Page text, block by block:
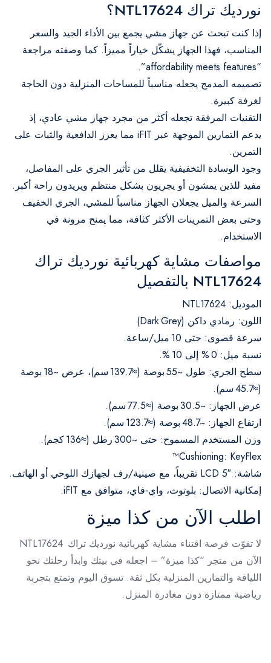
نورديك تراك NTL17624؟
إذا كنت تبحث عن جهاز مشي يجمع بين الأداء الجيد والسعر
المناسب، فهذا الجهاز يشكّل خياراً مميزاً. كما وصفته مراجعة
“affordability meets features”.
تصميمه المدمج يجعله مناسباً للمساحات المنزلية دون الحاجة
لغرفة كبيرة.
التقنيات المرفقة تجعله أكثر من مجرد جهاز مشي عادي، إذ
يدعم التمارين الموجهة عبر iFIT مما يعزز الدافعية والثبات على
التمرين.
وجود الوسادة التخفيفية يقلل من تأثير الجري على المفاصل،
مفيد للذين يمشون أو يجريون بشكل منتظم ويريدون راحة أكبر.
السرعة والميل يجعلان الجهاز مناسباً للمشي، الجري الخفيف
وحتى بعض التمرينات الأكثر كثافة، مما يمنح مرونة في
الاستخدام.
مواصفات مشاية كهربائية نورديك تراك
NTL17624 بالتفصيل
الموديل: NTL17624
اللون: رمادي داكن (Dark Grey)
سرعة قصوى: حتى 10 ميل/ساعة.
نسبة ميل: 0 % إلى 10 %.
سطح الجري: طول ~55 بوصة (≈139.7 سم)، عرض ~18 بوصة
(≈45.7 سم).
عرض الجهاز: ~30.5 بوصة (≈77.5 سم).
ارتفاع الجهاز: ~48.7 بوصة (≈123.7 سم).
وزن المستخدم المسموح: حتى ~300 رطل (≈136 كجم).
Cushioning: KeyFlex™
شاشة: LCD 5″ تقريباً، مع صينية/رف لجهازك اللوحي أو الهاتف.
إمكانية الاتصال: بلوتوث، واي‑فاي، متوافق مع iFIT.
اطلب الآن من كذا ميزة
لا تفوّت فرصة اقتناء مشاية كهربائية نورديك تراك NTL17624
الآن من متجر “كذا ميزة” – اجعله في بيتك وابدأ رحلتك نحو
اللياقة والتمارين المنزلية بكل ثقة. تسوق اليوم وتمتع بتجربة
رياضية ممتازة دون مغادرة المنزل.